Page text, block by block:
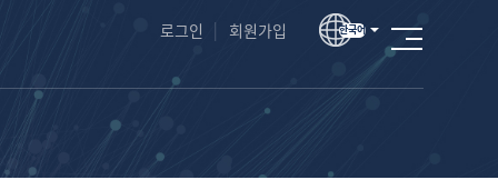
로그인 회원가입 한국어